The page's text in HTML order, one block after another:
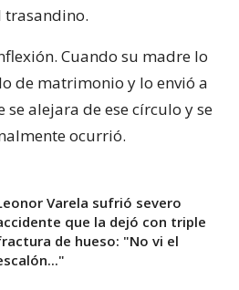
trasandino.
Cuando su madre lo
de matrimonio y lo envió a
se alejara de ese círculo y se
ocurrió.
Varela sufrió severo
que la dejó con triple
de hueso: "No vi el